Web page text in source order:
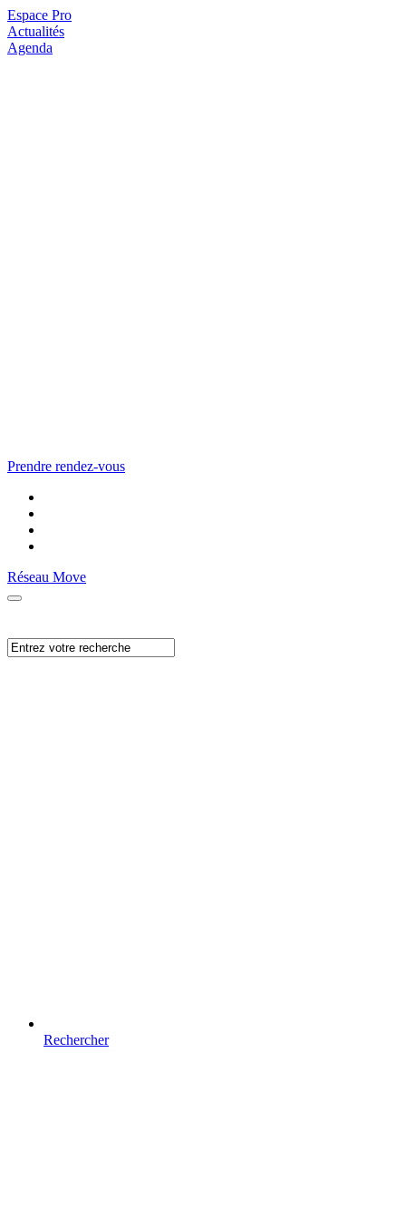
Espace Pro
Actualités
Agenda
Prendre rendez-vous
Réseau Move
Rechercher